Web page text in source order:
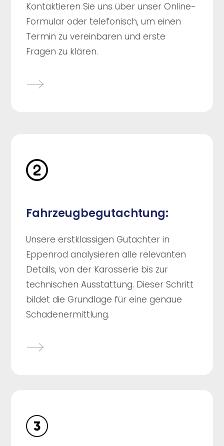
Kontaktieren Sie uns über unser Online-
Formular oder telefonisch, um einen
Termin zu vereinbaren und erste
Fragen zu klären.
Fahrzeugbegutachtung:
Unsere erstklassigen Gutachter in
Eppenrod analysieren alle relevanten
Details, von der Karosserie bis zur
technischen Ausstattung. Dieser Schritt
bildet die Grundlage für eine genaue
Schadenermittlung.